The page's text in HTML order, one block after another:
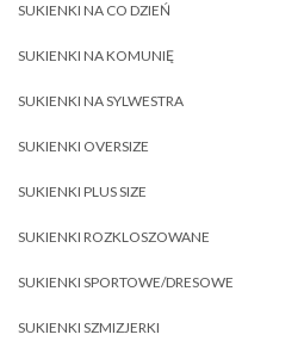
SUKIENKI NA CO DZIEŃ
SUKIENKI NA KOMUNIĘ
SUKIENKI NA SYLWESTRA
SUKIENKI OVERSIZE
SUKIENKI PLUS SIZE
SUKIENKI ROZKLOSZOWANE
SUKIENKI SPORTOWE/DRESOWE
SUKIENKI SZMIZJERKI